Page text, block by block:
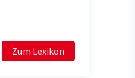
Zum Lexikon